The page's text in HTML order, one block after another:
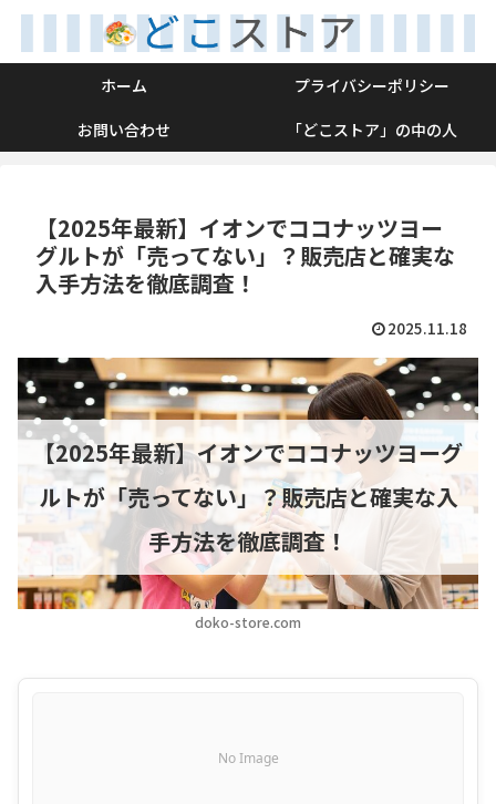
ホーム
プライバシーポリシー
お問い合わせ
「どこストア」の中の人
【2025年最新】イオンでココナッツヨー
グルトが「売ってない」？販売店と確実な
入手方法を徹底調査！
2025.11.18
doko-store.com
【2025年最新】イオンでココナッツヨーグ
ルトが「売ってない」？販売店と確実な入
手方法を徹底調査！
No Image